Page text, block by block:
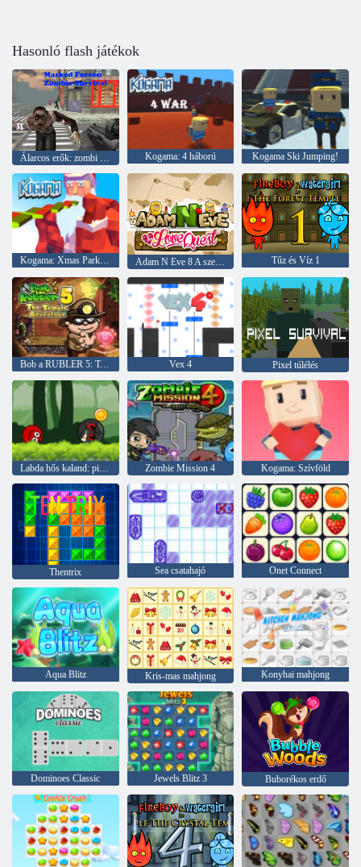
Hasonló flash játékok
Álarcos erők: zombi túlélés Kogama: 4 háború Kogama Ski Jumping!
Kogama: Xmas Parkour Adam N Eve 8 A szerelmi küldetés Tűz és Víz 1
Bob a RUBLER 5: Templom kalandja Vex 4 Pixel túlélés
Labda hős kaland: piros ugráló labda Zombie Mission 4 Kogama: Szívföld
Thentrix Sea csatahajó Onet Connect
Aqua Blitz Kris-mas mahjong Konyhai mahjong
Dominoes Classic Jewels Blitz 3 Buborékos erdő